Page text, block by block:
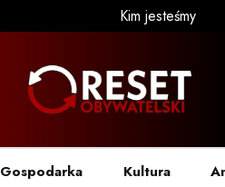
Kim jesteśmy
Gospodarka Kultura